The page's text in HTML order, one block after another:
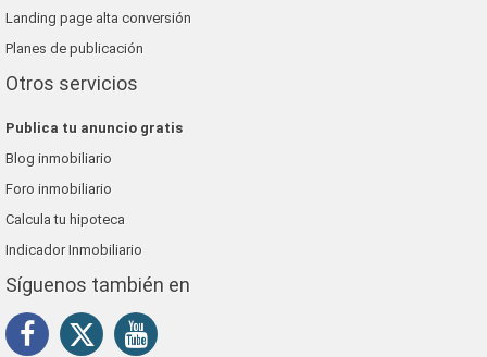
Landing page alta conversión
Planes de publicación
Otros servicios
Publica tu anuncio gratis
Blog inmobiliario
Foro inmobiliario
Calcula tu hipoteca
Indicador Inmobiliario
Síguenos también en